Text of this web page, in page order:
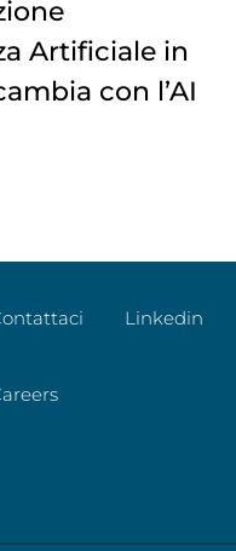
Artificiale in
con l’AI
Linkedin